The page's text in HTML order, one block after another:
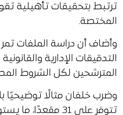
ترتبط بتحقيقات تأهيلية
المختصة.
وأضاف أن دراسة الملفات
التدقيقات الإدارية
المترشحين لكل الشروط
وضرب خلفان مثالًا توضيحيًا